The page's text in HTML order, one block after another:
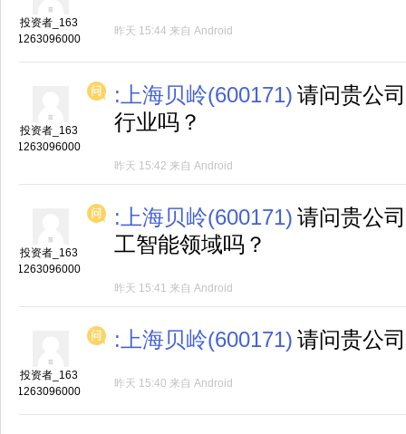
投资者_163
1263096000
昨天 15:44 来自 Android
投资者_163
1263096000
:上海贝岭(600171) 请问贵公
行业吗？
昨天 15:42 来自 Android
投资者_163
1263096000
:上海贝岭(600171) 请问贵公
工智能领域吗？
昨天 15:41 来自 Android
投资者_163
1263096000
:上海贝岭(600171) 请问贵公
昨天 15:40 来自 Android